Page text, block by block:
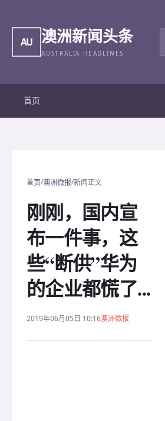
AU 澳洲新闻头条
AUSTRALIA HEADLINES
首页
首页/澳洲微报/新闻正文
刚刚，国内宣
布一件事，这
些“断供”华为
的企业都慌了...
2019年06月05日 10:16澳洲微报